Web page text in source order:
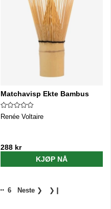
Matchavisp Ekte Bambus
Renée Voltaire
288 kr
KJØP NÅ
.. 6 Neste ❯ ❯❙